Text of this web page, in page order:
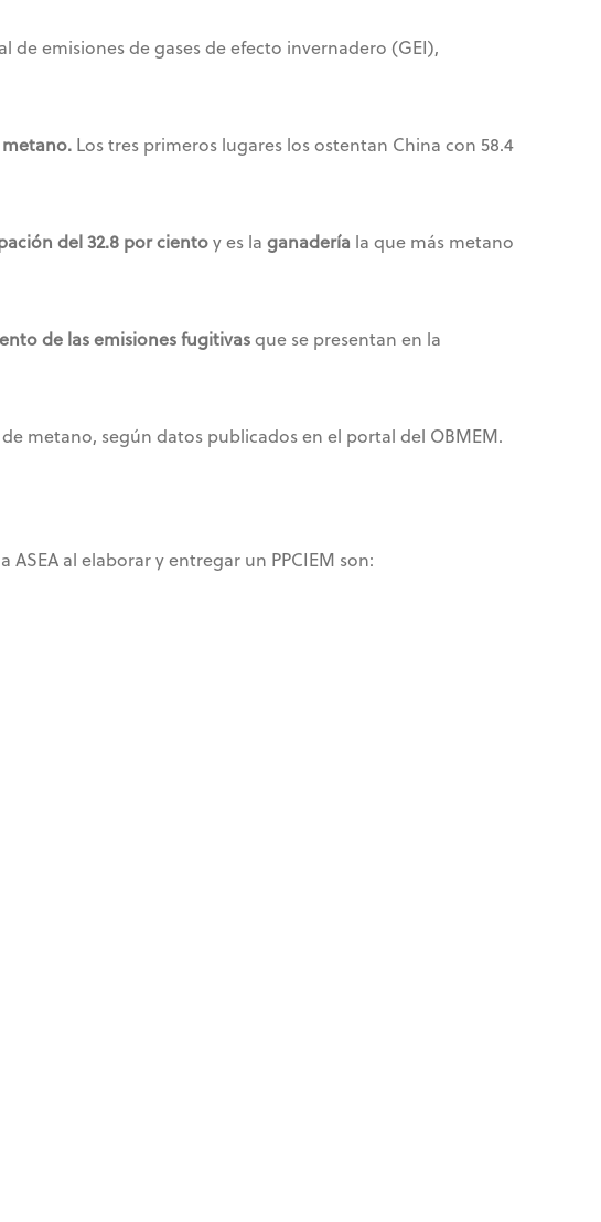
de emisiones de gases de efecto invernadero (GEI),
Los tres primeros lugares los ostentan China con 58.4
del 32.8 por cientoy es la ganadería la que más metano
de las emisiones fugitivasque se presentan en la
metano, según datos publicados en el portal del OBMEM.
ASEA al elaborar y entregar un PPCIEM son: